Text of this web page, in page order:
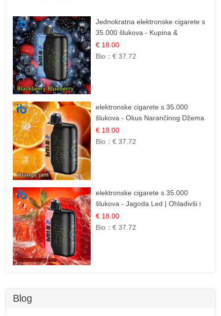
Jednokratna elektronske cigarete s
35.000 šlukova - Kupina &
Borovnica | Intenzivna Mješavina
Šumskog Voća
€ 18.00
Bio：€ 37.72
elektronske cigarete s 35.000
šlukova - Okus Narančinog Džema
| Dugotrajno Iskustvo
€ 18.00
Bio：€ 37.72
elektronske cigarete s 35.000
šlukova - Jagoda Led | Ohladivši i
Osježavajući Okus
€ 18.00
Bio：€ 37.72
Blog